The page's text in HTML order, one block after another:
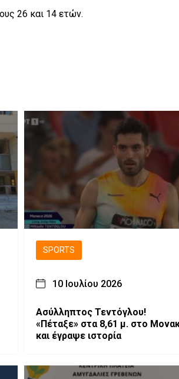
26 και 14 ετών.
SPORTS
10 Ιουλίου 2026
Ασύλληπτος Τεντόγλου!
«Πέταξε» στα 8,61 μ. στο
και έγραψε ιστορία